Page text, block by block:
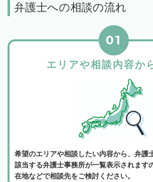
弁護士への相談の流れ
エリアや相談内容か
01
希望のエリアや相談したい内容から、弁護
該当する弁護士事務所が一覧表示されます
在地などで相談先をご検討ください。